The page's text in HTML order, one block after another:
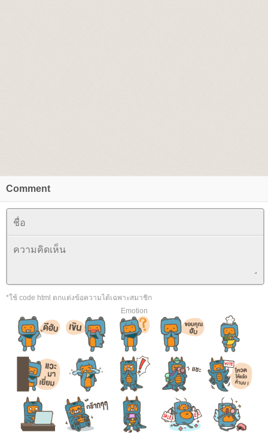
Comment
*ใช้ code html ตกแต่งข้อความได้เฉพาะสมาชิก
Emotion